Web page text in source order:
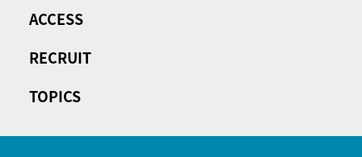
ACCESS
RECRUIT
TOPICS